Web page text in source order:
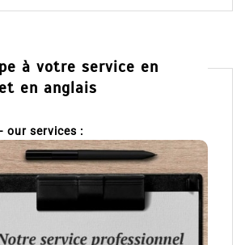
à votre service en
en anglais
our services :